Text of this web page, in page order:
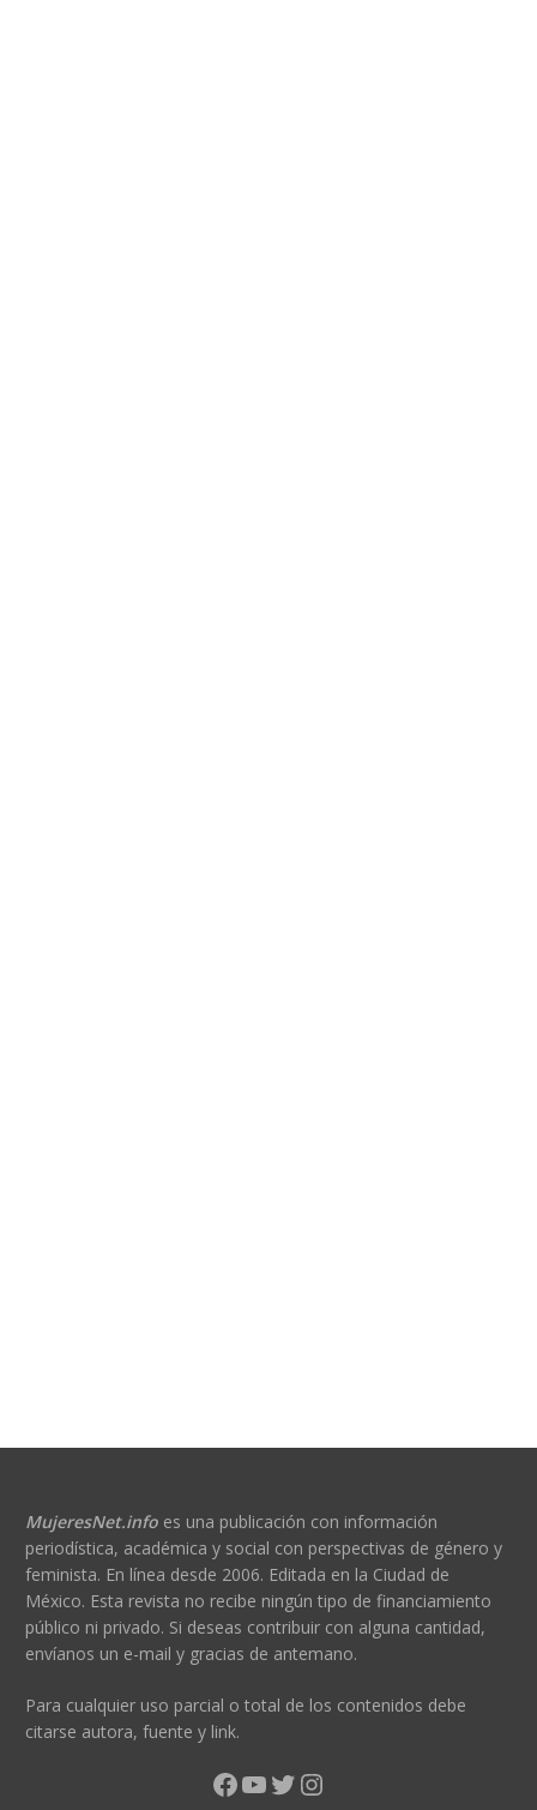
MujeresNet.infoes una publicación con información
periodística, académica y social con perspectivas de género y
feminista. En línea desde 2006. Editada en la Ciudad de
México. Esta revista no recibe ningún tipo de financiamiento
público ni privado. Si deseas contribuir con alguna cantidad,
envíanos un e-mail y gracias de antemano.
Para cualquier uso parcial o total de los contenidos debe
citarse autora, fuente y link.
Facebook
YouTube
Twitter
Instagram